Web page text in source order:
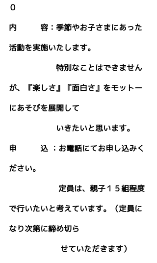
０
内　　　容：季節やお子さまにあった
活動を実施いたします。
特別なことはできません
が、『楽しさ』『面白さ』をモットー
にあそびを展開して
いきたいと思います。
申　　　込 ：お電話にてお申し込みく
ださい。
定員は、親子１５組程度
で行いたいと考えています。（定員に
なり次第に締め切ら
                     せていただきます）